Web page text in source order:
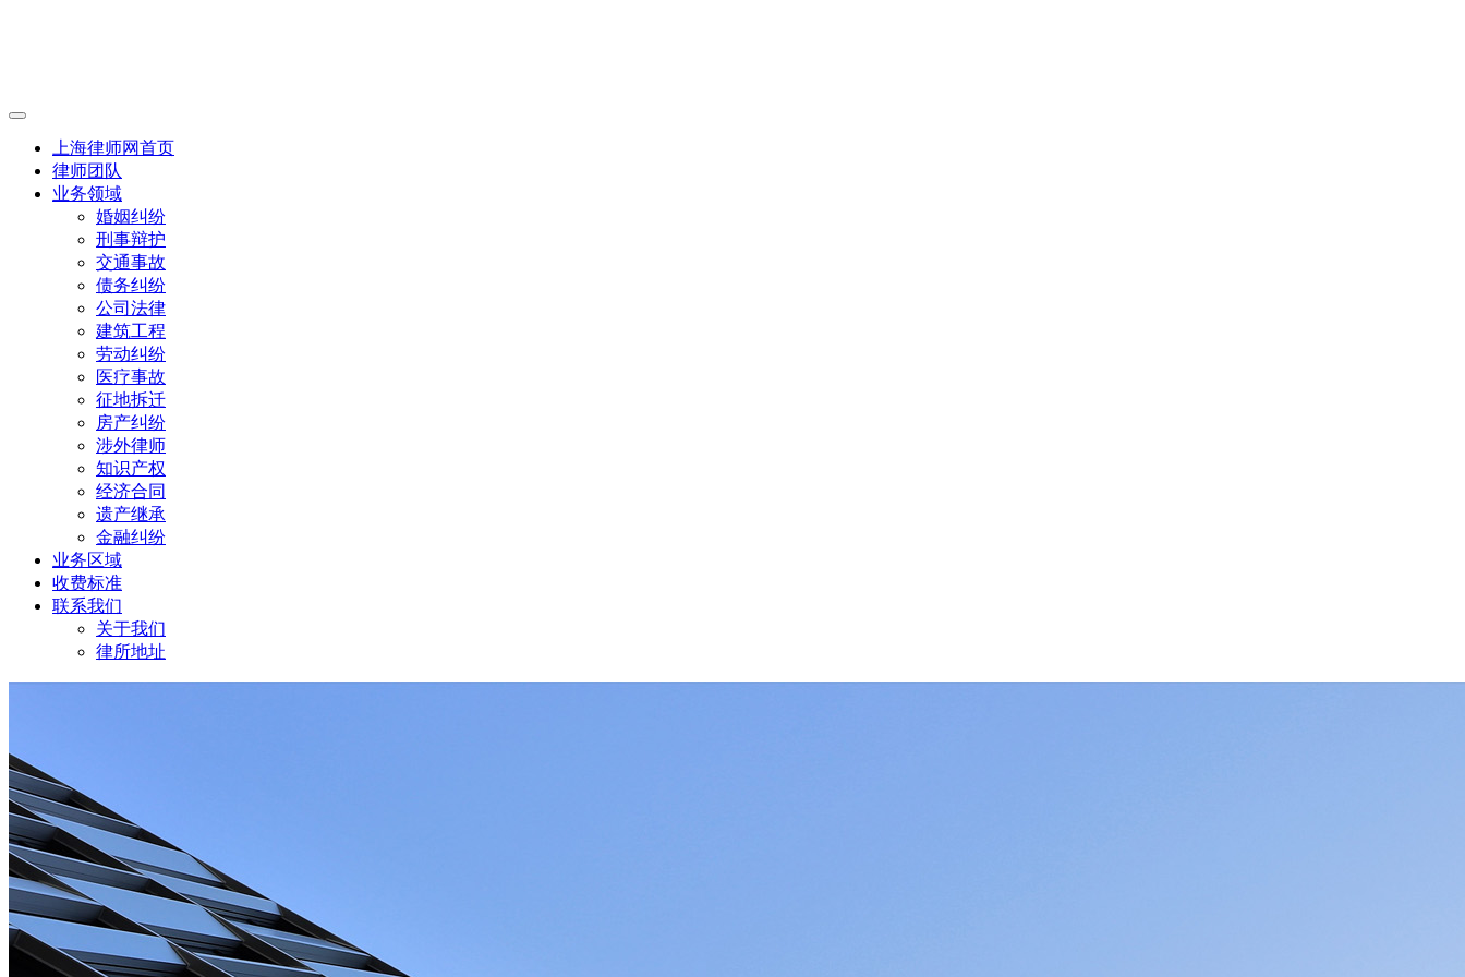
上海律师网首页
律师团队
业务领域
婚姻纠纷
刑事辩护
交通事故
债务纠纷
公司法律
建筑工程
劳动纠纷
医疗事故
征地拆迁
房产纠纷
涉外律师
知识产权
经济合同
遗产继承
金融纠纷
业务区域
收费标准
联系我们
关于我们
律所地址